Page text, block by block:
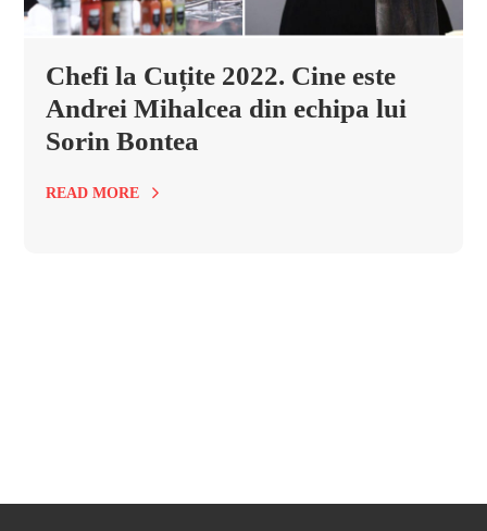
Chefi la Cuțite 2022. Cine este
Andrei Mihalcea din echipa lui
Sorin Bontea
READ MORE